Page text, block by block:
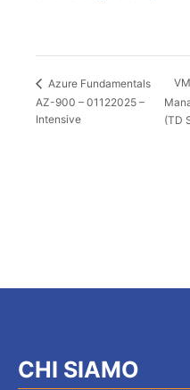
Azure Fundamentals
AZ-900 – 01122025 –
Intensive
(TD
CHI SIAMO